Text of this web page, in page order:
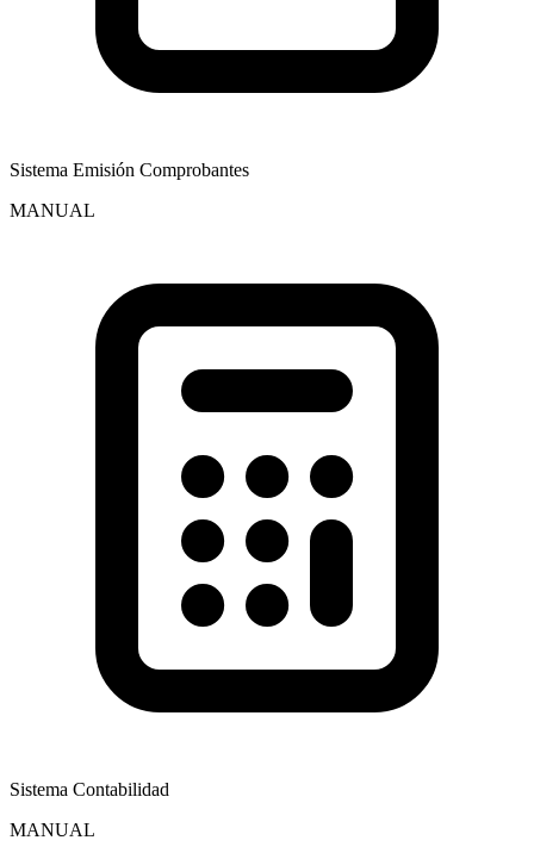
Sistema Emisión Comprobantes
MANUAL
Sistema Contabilidad
MANUAL